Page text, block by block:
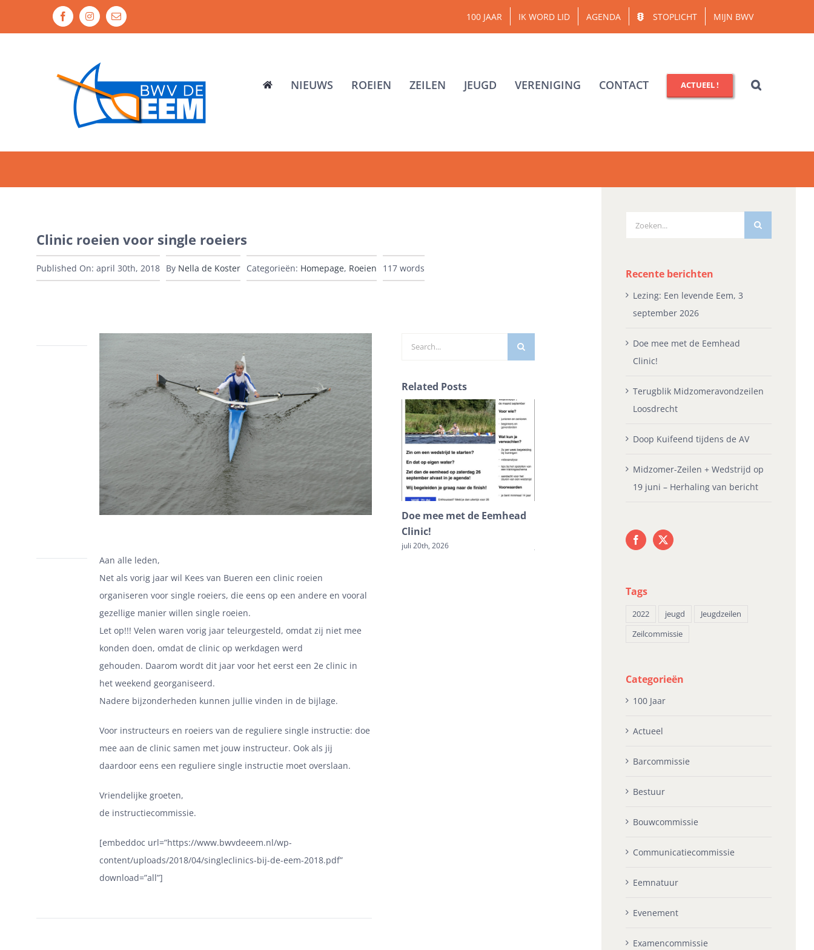
FacebookInstagram
E-
mail
100 JAAR IK WORD LID AGENDA STOPLICHT MIJN BWV
NIEUWS ROEIEN ZEILEN JEUGD VERENIGING CONTACT ACTUEEL !
Clinic roeien voor single roeiers
Published On: april 30th, 2018 By Nella de Koster Categorieën: Homepage, Roeien 117 words
Aan alle leden,
Net als vorig jaar wil Kees van Bueren een clinic roeien
organiseren voor single roeiers,die eens op een andere en vooral
gezellige manier willen single roeien.
Let op!!!Velen waren vorig jaar teleurgesteld, omdat zij niet mee
konden doen, omdat de clinic op werkdagen werd
gehouden. Daarom wordt dit jaar voor het eerst een 2e clinic in
het weekend georganiseerd.
Nadere bijzonderheden kunnen jullie vinden in de bijlage.
Voor instructeurs en roeiers van de reguliere single instructie:doe
mee aan de clinic samen met jouw instructeur. Ook als jij
daardoor eens een reguliere single instructie moet overslaan.
Vriendelijke groeten,
de instructiecommissie.
[embeddoc url=”https://www.bwvdeeem.nl/wp-
content/uploads/2018/04/singleclinics-bij-de-eem-2018.pdf”
download=”all”]
Related Posts
Doe mee met de Eemhead
Clinic!
juli 20th, 2026
Gans!
april 23rd, 2026
Zoeken
Recente berichten
Lezing: Een levende Eem, 3
september 2026
Doe mee met de Eemhead
Clinic!
Terugblik Midzomeravondzeilen
Loosdrecht
Doop Kuifeend tijdens de AV
Midzomer-Zeilen + Wedstrijd op
19 juni – Herhaling van bericht
Tags
2022 jeugd
Jeugdzeilen
Zeilcommissie
Categorieën
100 Jaar
Actueel
Barcommissie
Bestuur
Bouwcommissie
Communicatiecommissie
Eemnatuur
Evenement
Examencommissie